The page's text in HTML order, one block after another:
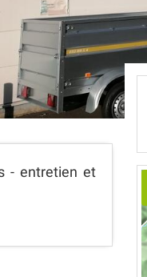
- entretien et